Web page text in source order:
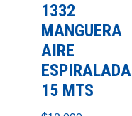
1332
MANGUERA
AIRE
ESPIRALADA
15 MTS